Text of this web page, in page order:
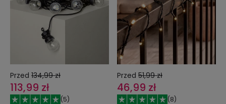
Przed 134,99 zł
113,99 zł
(5)
Przed 51,99 zł
46,99 zł
(8)